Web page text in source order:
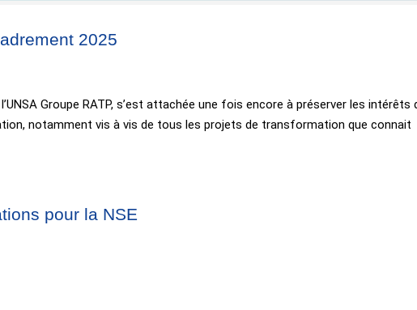
2025
Groupe RATP, s’est attachée une fois encore à préserver les intérêts
notamment vis à vis de tous les projets de transformation que connait
pour la NSE